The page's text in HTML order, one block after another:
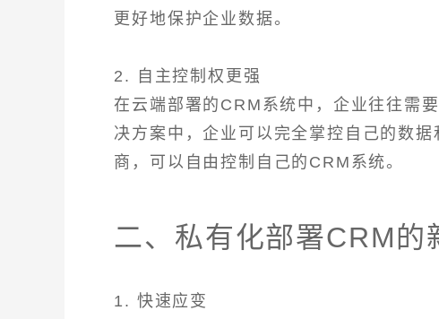
更好地保护企业数据。
2. 自主控制权更强
在云端部署的CRM系统中，企业往往需
决方案中，企业可以完全掌控自己的数
商，可以自由控制自己的CRM系统。
二、私有化部署CRM的
1. 快速应变